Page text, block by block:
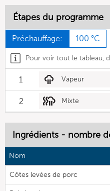
Étapes du programme
Préchauffage: 100 °C
Pour voir tout le tableau,
1 Vapeur
2 Mixte
Ingrédients - nombre
Nom
Côtes levées de porc